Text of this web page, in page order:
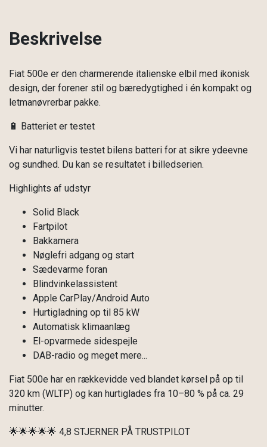
Beskrivelse
Fiat 500e er den charmerende italienske elbil med ikonisk
design, der forener stil og bæredygtighed i én kompakt og
letmanøvrerbar pakke.
🔋 Batteriet er testet
Vi har naturligvis testet bilens batteri for at sikre ydeevne
og sundhed. Du kan se resultatet i billedserien.
Highlights af udstyr
Solid Black
Fartpilot
Bakkamera
Nøglefri adgang og start
Sædevarme foran
Blindvinkelassistent
Apple CarPlay/Android Auto
Hurtigladning op til 85 kW
Automatisk klimaanlæg
El-opvarmede sidespejle
DAB-radio og meget mere...
Fiat 500e har en rækkevidde ved blandet kørsel på op til
320 km (WLTP) og kan hurtiglades fra 10–80 % på ca. 29
minutter.
🌟🌟🌟🌟🌟 4,8 STJERNER PÅ TRUSTPILOT